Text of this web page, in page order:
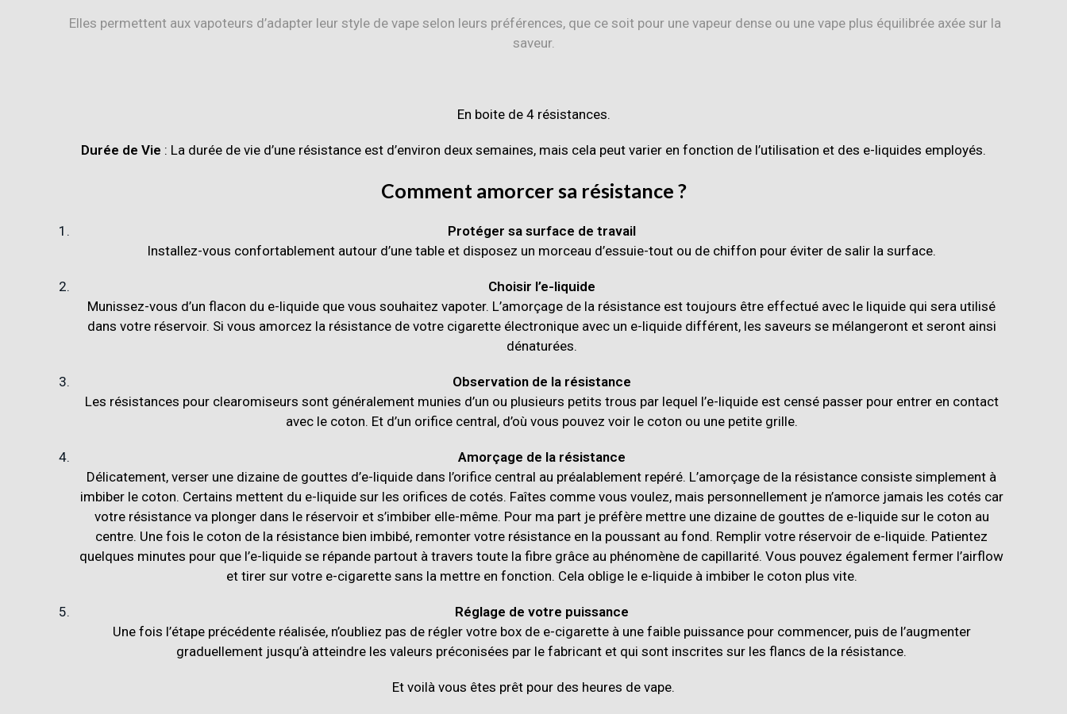
Elles permettent aux vapoteurs d’adapter leur style de vape selon leurs préférences, que ce soit pour une vapeur dense ou une vape plus équilibrée axée sur la
saveur.
En boite de 4 résistances.
Durée de Vie : La durée de vie d’une résistance est d’environ deux semaines, mais cela peut varier en fonction de l’utilisation et des e-liquides employés.
Comment amorcer sa résistance ?
Protéger sa surface de travail
Installez-vous confortablement autour d’une table et disposez un morceau d’essuie-tout ou de chiffon pour éviter de salir la surface.
Choisir l’e-liquide
Munissez-vous d’un flacon du e-liquide que vous souhaitez vapoter. L’amorçage de la résistance est toujours être effectué avec le liquide qui sera utilisé
dans votre réservoir. Si vous amorcez la résistance de votre cigarette électronique avec un e-liquide différent, les saveurs se mélangeront et seront ainsi
dénaturées.
Observation de la résistance
Les résistances pour clearomiseurs sont généralement munies d’un ou plusieurs petits trous par lequel l’e-liquide est censé passer pour entrer en contact
avec le coton. Et d’un orifice central, d’où vous pouvez voir le coton ou une petite grille.
Amorçage de la résistance
Délicatement, verser une dizaine de gouttes d’e-liquide dans l’orifice central au préalablement repéré. L’amorçage de la résistance consiste simplement à
imbiber le coton. Certains mettent du e-liquide sur les orifices de cotés. Faîtes comme vous voulez, mais personnellement je n’amorce jamais les cotés car
votre résistance va plonger dans le réservoir et s’imbiber elle-même. Pour ma part je préfère mettre une dizaine de gouttes de e-liquide sur le coton au
centre. Une fois le coton de la résistance bien imbibé, remonter votre résistance en la poussant au fond. Remplir votre réservoir de e-liquide. Patientez
quelques minutes pour que l’e-liquide se répande partout à travers toute la fibre grâce au phénomène de capillarité. Vous pouvez également fermer l’airflow
et tirer sur votre e-cigarette sans la mettre en fonction. Cela oblige le e-liquide à imbiber le coton plus vite.
Réglage de votre puissance
Une fois l’étape précédente réalisée, n’oubliez pas de régler votre box de e-cigarette à une faible puissance pour commencer, puis de l’augmenter
graduellement jusqu’à atteindre les valeurs préconisées par le fabricant et qui sont inscrites sur les flancs de la résistance.
Et voilà vous êtes prêt pour des heures de vape.